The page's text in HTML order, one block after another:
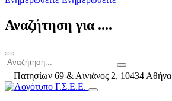
Αναζήτηση για ....
Πατησίων 69 & Αινιάνος 2, 10434 Αθήνα